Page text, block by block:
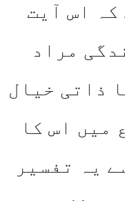
کہ اس آیت
مراد
ذاتی خیال
میں اس کا
یہ تفسیر